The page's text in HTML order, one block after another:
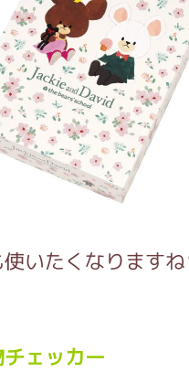
使いたくなります
ェッカー